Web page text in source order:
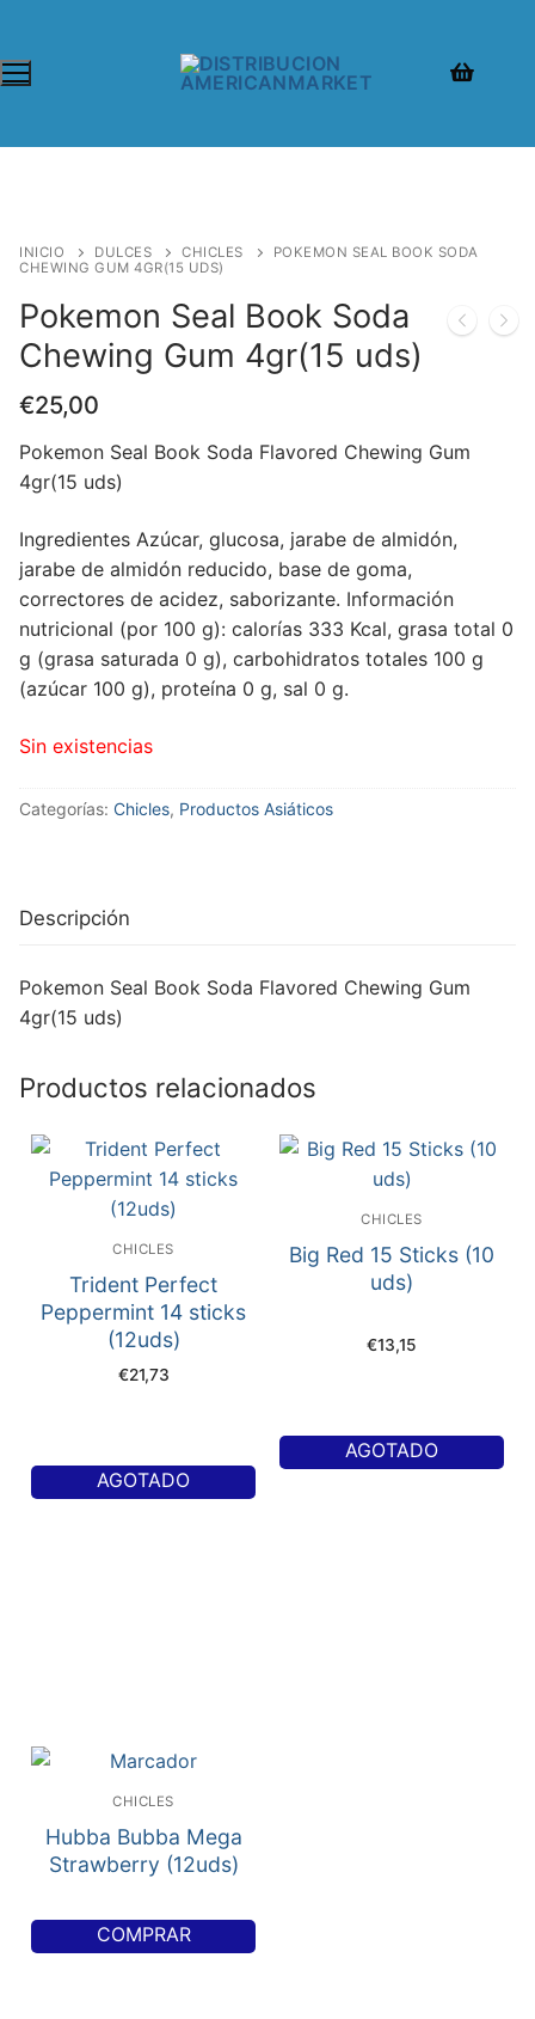
INICIO DULCES CHICLES
POKEMON SEAL BOOK SODA
CHEWING GUM 4GR(15 UDS)
Pokemon Seal Book Soda
Chewing Gum 4gr(15 uds)
€25,00
Pokemon Seal Book Soda Flavored Chewing Gum
4gr(15 uds)
Ingredientes Azúcar, glucosa, jarabe de almidón,
jarabe de almidón reducido, base de goma,
correctores de acidez, saborizante. Información
nutricional (por 100 g): calorías 333 Kcal, grasa total 0
g (grasa saturada 0 g), carbohidratos totales 100 g
(azúcar 100 g), proteína 0 g, sal 0 g.
Sin existencias
Categorías: Chicles, Productos Asiáticos
Descripción
Pokemon Seal Book Soda Flavored Chewing Gum
4gr(15 uds)
Productos relacionados
CHICLES
Trident Perfect
Peppermint 14 sticks
(12uds)
€21,73
AGOTADO
CHICLES
Big Red 15 Sticks (10
uds)
€13,15
AGOTADO
CHICLES
Hubba Bubba Mega
Strawberry (12uds)
COMPRAR